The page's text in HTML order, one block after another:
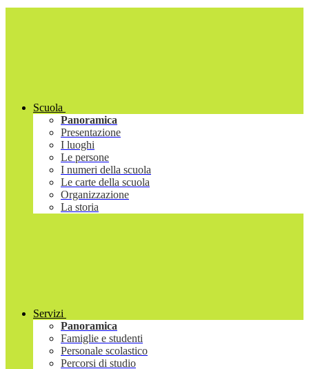
Scuola
Panoramica
Presentazione
I luoghi
Le persone
I numeri della scuola
Le carte della scuola
Organizzazione
La storia
Servizi
Panoramica
Famiglie e studenti
Personale scolastico
Percorsi di studio